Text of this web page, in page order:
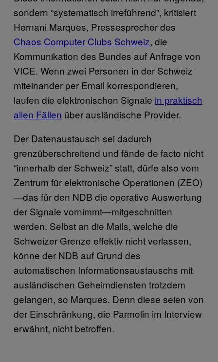
sondern “systematisch irreführend”, kritisiert
Hernani Marques, Pressesprecher des
Chaos Computer Clubs Schweiz, die
Kommunikation des Bundes auf Anfrage von
VICE. Wenn zwei Personen in der Schweiz
miteinander per Email korrespondieren,
laufen die elektronischen Signale in praktisch
allen Fällen über ausländische Provider.
Der Datenaustausch sei dadurch
grenzüberschreitend und fände de facto nicht
“innerhalb der Schweiz” statt, dürfe also vom
Zentrum für elektronische Operationen (ZEO)
—das für den NDB die operative Auswertung
der Signale vornimmt—mitgeschnitten
werden. Selbst an die Mails, welche die
Schweizer Grenze effektiv nicht verlassen,
könne der NDB auf Grund des
automatischen Informationsaustauschs mit
ausländischen Geheimdiensten trotzdem
gelangen, so Marques. Denn diese seien von
der Einschränkung, die Parmelin im Interview
erwähnt, nicht betroffen.